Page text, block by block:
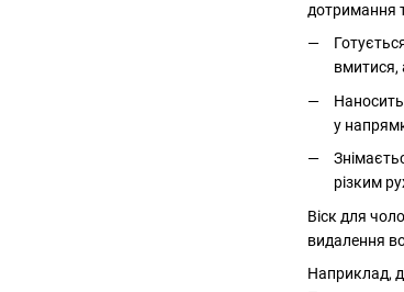
дотримання
вмитися,
у
різким
Віск для
видалення
Наприклад,